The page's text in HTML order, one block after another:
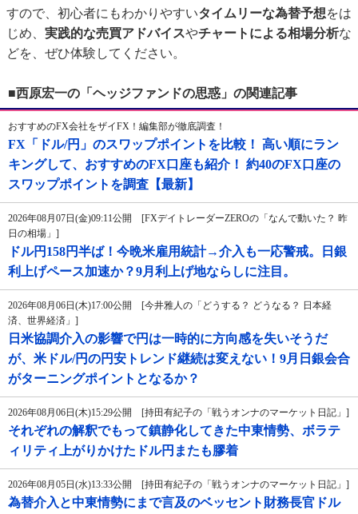
すので、初心者にもわかりやすいタイムリーな為替予想をは
じめ、 実践的な売買アドバイスやチャートによる相場分析な
どを、ぜひ体験してください。
■西原宏一の「ヘッジファンドの思惑」の関連記事
おすすめのFX会社をザイFX！編集部が徹底調査！
FX「ドル/円」のスワップポイントを比較！ 高い順にラン
キングして、おすすめのFX口座も紹介！ 約40のFX口座の
スワップポイントを調査【最新】
2026年08月07日(金)09:11公開 [FXデイトレーダーZEROの「なんで動いた？ 昨
日の相場」]
ドル円158円半ば！今晩米雇用統計→介入も一応警戒。日銀
利上げペース加速か？9月利上げ地ならしに注目。
2026年08月06日(木)17:00公開 [今井雅人の「どうする？ どうなる？ 日本経
済、世界経済」]
日米協調介入の影響で円は一時的に方向感を失いそうだ
が、米ドル/円の円安トレンド継続は変えない！9月日銀会合
がターニングポイントとなるか？
2026年08月06日(木)15:29公開 [持田有紀子の「戦うオンナのマーケット日記」]
それぞれの解釈でもって鎮静化してきた中東情勢、ボラテ
ィリティ上がりかけたドル円またも膠着
2026年08月05日(水)13:33公開 [持田有紀子の「戦うオンナのマーケット日記」]
為替介入と中東情勢にまで言及のベッセント財務長官ドル